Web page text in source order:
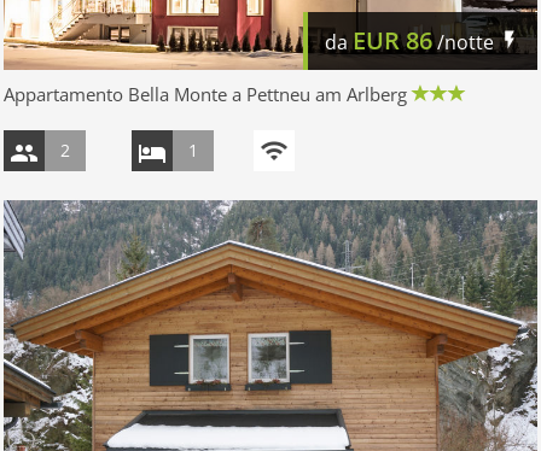
daEUR86/notte
Appartamento Bella Monte a Pettneu am Arlberg
2 1